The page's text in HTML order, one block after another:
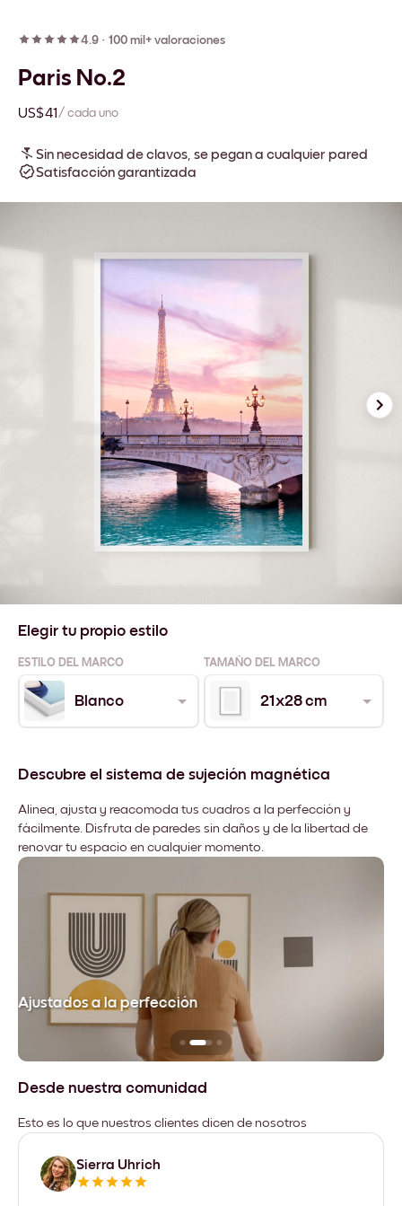
4.9 · 100 mil+ valoraciones
Paris No.2
US$41 / cada uno
Sin necesidad de clavos, se pegan a cualquier pared
Satisfacción garantizada
Elegir tu propio estilo
ESTILO DEL MARCO TAMAÑO DEL MARCO
Blanco 21x28 cm
Descubre el sistema de sujeción magnética
Alinea, ajusta y reacomoda tus cuadros a la perfección y
fácilmente. Disfruta de paredes sin daños y de la libertad de
renovar tu espacio en cualquier momento.
Ajustados a la perfección
Desde nuestra comunidad
Esto es lo que nuestros clientes dicen de nosotros
Sierra Uhrich